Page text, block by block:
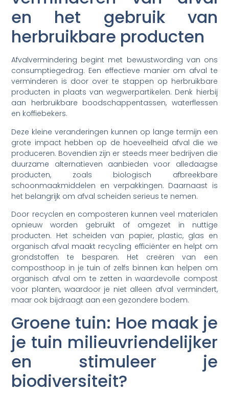
en het gebruik van
herbruikbare producten
Afvalvermindering begint met bewustwording van ons
consumptiegedrag. Een effectieve manier om afval te
verminderen is door over te stappen op herbruikbare
producten in plaats van wegwerpartikelen. Denk hierbij
aan herbruikbare boodschappentassen, waterflessen
en koffiebekers.
Deze kleine veranderingen kunnen op lange termijn een
grote impact hebben op de hoeveelheid afval die we
produceren. Bovendien zijn er steeds meer bedrijven die
duurzame alternatieven aanbieden voor alledaagse
producten, zoals biologisch afbreekbare
schoonmaakmiddelen en verpakkingen. Daarnaast is
het belangrijk om afval scheiden serieus te nemen.
Door recyclen en composteren kunnen veel materialen
opnieuw worden gebruikt of omgezet in nuttige
producten. Het scheiden van papier, plastic, glas en
organisch afval maakt recycling efficiënter en helpt om
grondstoffen te besparen. Het creëren van een
composthoop in je tuin of zelfs binnen kan helpen om
organisch afval om te zetten in waardevolle compost
voor planten, waardoor je niet alleen afval vermindert,
maar ook bijdraagt aan een gezondere bodem.
Groene tuin: Hoe maak je
je tuin milieuvriendelijker
en stimuleer je
biodiversiteit?